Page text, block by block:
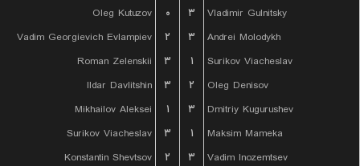
Oleg Kutuzov
۰ ۳
Vladimir Gulnitsky
Vadim Georgievich Evlampiev
۲ ۳
Andrei Molodykh
Roman Zelenskii
۳ ۱
Surikov Viacheslav
Ildar Davlitshin
۳ ۲
Oleg Denisov
Mikhailov Aleksei
۱ ۳
Dmitriy Kugurushev
Surikov Viacheslav
۳ ۱
Maksim Mameka
Konstantin Shevtsov
۲ ۳
Vadim Inozemtsev